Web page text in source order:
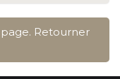
Retourner